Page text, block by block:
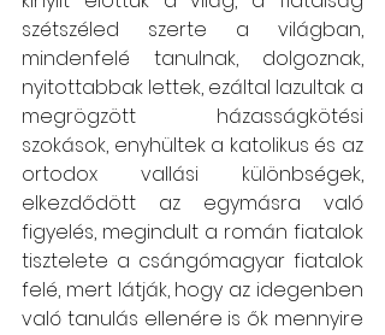
szétszéled szerte a világban,
mindenfelé tanulnak, dolgoznak,
nyitottabbak lettek, ezáltal lazultak a
megrögzött házasságkötési
szokások, enyhültek a katolikus és az
ortodox vallási különbségek,
elkezdődött az egymásra való
figyelés, megindult a román fiatalok
tisztelete a csángómagyar fiatalok
felé, mert látják, hogy az idegenben
való tanulás ellenére is ők mennyire